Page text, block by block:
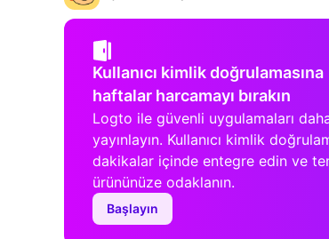
Kullanıcı kimlik doğrulamasına
haftalar harcamayı bırakın
Logto ile güvenli uygulamaları daha
yayınlayın. Kullanıcı kimlik
dakikalar içinde entegre edin ve
ürününüze odaklanın.
Başlayın